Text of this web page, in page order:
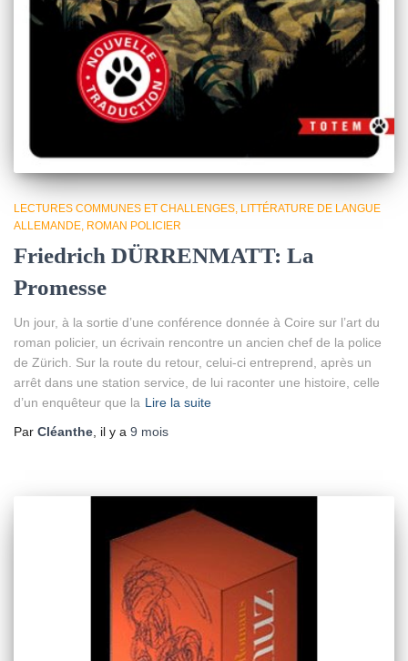
LECTURES COMMUNES ET CHALLENGES LITTÉRATURE DE LANGUE
ALLEMANDE ROMAN POLICIER
Friedrich DÜRRENMATT: La
Promesse
Un jour, à la sortie d’une conférence donnée à Coire sur l’art du
roman policier, un écrivain rencontre un ancien chef de la police
de Zürich. Sur la route du retour, celui-ci entreprend, après un
arrêt dans une station service, de lui raconter une histoire, celle
d’un enquêteur que la Lire la suite
Par Cléanthe, il y a 9 mois